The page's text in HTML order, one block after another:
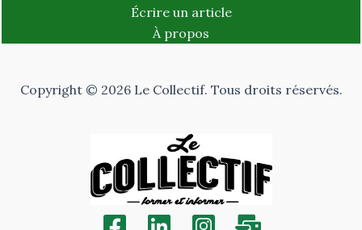
Écrire un article
À propos
Copyright © 2026 Le Collectif. Tous droits réservés.